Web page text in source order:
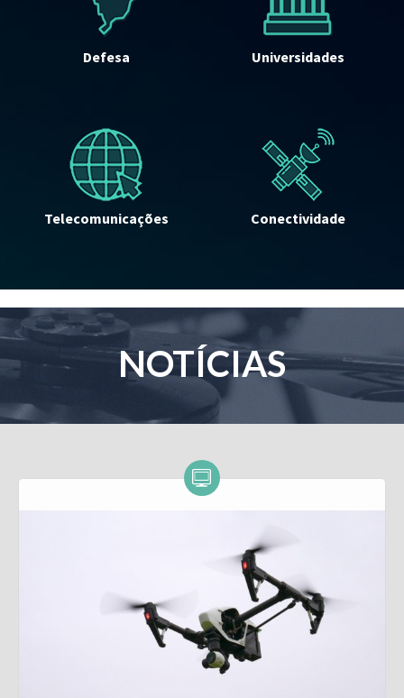
Defesa Universidades
Telecomunicações Conectividade
NOTÍCIAS